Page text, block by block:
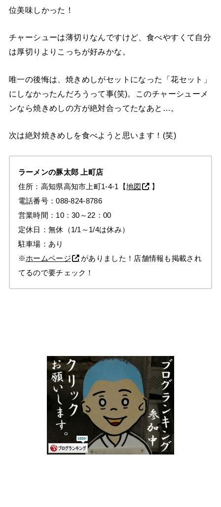
位美味しかった！
チャーシューは薄切りなんですけど、食べやすくて自分
は厚切りよりこっちが好みかな。
唯一の後悔は、焼きめしがセットになった「花セット」
にしなかったんだろうって事(笑)。このチャーシューメ
ンなら焼きめしの方が絶対合ってたなあと…。
次は絶対焼きめしを食べようと思います！(笑)
ラーメンの豚太郎 上町店
住所：高知県高知市上町1-4-1【地図
】
電話番号：088-824-8786
営業時間：10：30～22：00
定休日：無休（1/1～1/4は休み）
駐車場：あり
※ホームページ
がありました！店舗情報も掲載され
てるので要チェック！